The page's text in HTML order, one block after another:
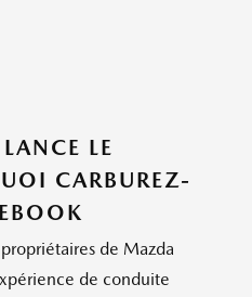
LE
CARBUREZ-
de Mazda
de conduite